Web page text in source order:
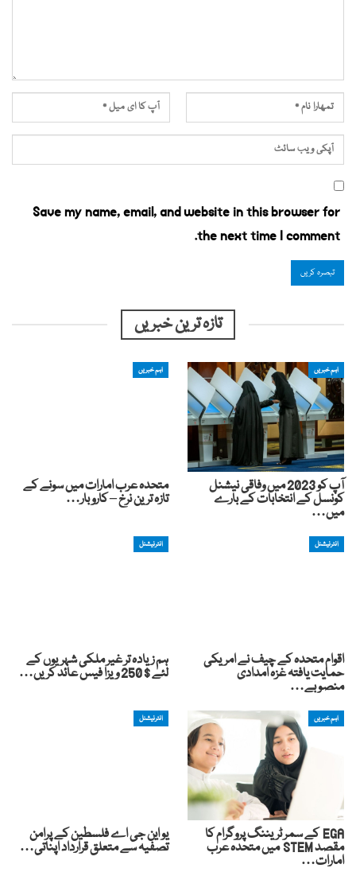
Save my name, email, and website in this browser for
the next time I comment.
تازہ ترین خبریں
اہم خبریں
آپ کو 2023 میں وفاقی نیشنل
کونسل کے انتخابات کے بارے
میں…
اہم خبریں
متحدہ عرب امارات میں سونے کے
تازہ ترین نرخ – کاروبار…
انٹرنیشنل
اقوام متحدہ کے چیف نے امریکی
حمایت یافتہ غزہ امدادی
منصوبے…
انٹرنیشنل
ہم زیادہ تر غیر ملکی شہریوں کے
لئے $ 250 ویزا فیس عائد کریں…
اہم خبریں
EGA کے سمر ٹریننگ پروگرام کا
مقصد STEM میں متحدہ عرب
امارات…
انٹرنیشنل
یو این جی اے فلسطین کے پرامن
تصفیہ سے متعلق قرارداد اپناتی…